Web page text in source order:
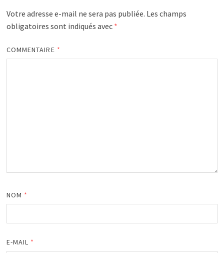
Votre adresse e-mail ne sera pas publiée. Les champs
obligatoires sont indiqués avec *
COMMENTAIRE *
NOM *
E-MAIL *